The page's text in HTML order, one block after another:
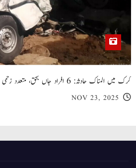
کرک میں المناک حادثہ: 6 افراد جاں بحق، متعدد زخمی
NOV 23, 2025